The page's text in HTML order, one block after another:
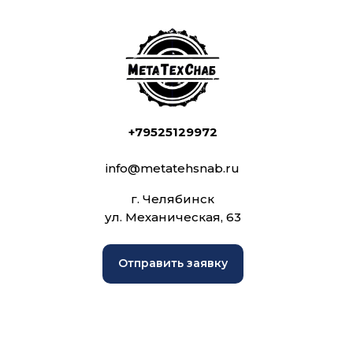
+79525129972
info@metatehsnab.ru
г. Челябинск
ул. Механическая, 63
Отправить заявку